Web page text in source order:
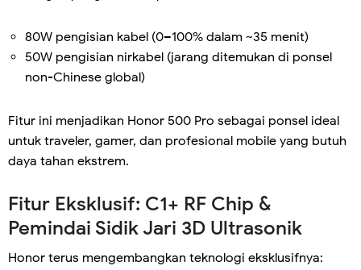
80W pengisian kabel (0–100% dalam ~35 menit)
50W pengisian nirkabel (jarang ditemukan di ponsel
non-Chinese global)
Fitur ini menjadikan Honor 500 Pro sebagai ponsel ideal
untuk traveler, gamer, dan profesional mobile yang butuh
daya tahan ekstrem.
Fitur Eksklusif: C1+ RF Chip &
Pemindai Sidik Jari 3D Ultrasonik
Honor terus mengembangkan teknologi eksklusifnya: